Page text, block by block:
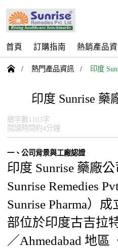
首頁 訂購指南 熱銷產品
 / 熱門產品資訊 / 印度
印度 Sunrise 藥
總字數1103字
閱讀時間約4分鐘
一、公司背景與工廠認證
印度 Sunrise 藥廠
Sunrise Remedies
Sunrise Pharma）
部位於印度古吉拉
／Ahmedabad 地區